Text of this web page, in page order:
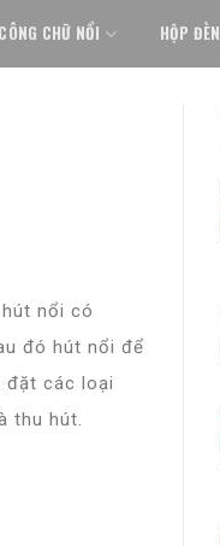
CHỮ NỔI HỘP ĐÈN
nổi có
đó hút nổi để
đặt các loại
thu hút.